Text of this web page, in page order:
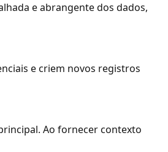
e abrangente dos dados,
e criem novos registros
Ao fornecer contexto